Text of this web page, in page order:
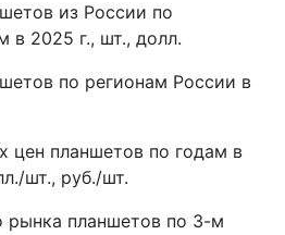
из России по
в 2025 г., шт., долл.
по регионам России в
цен планшетов по годам в
шт., руб./шт.
рынка планшетов по 3-м